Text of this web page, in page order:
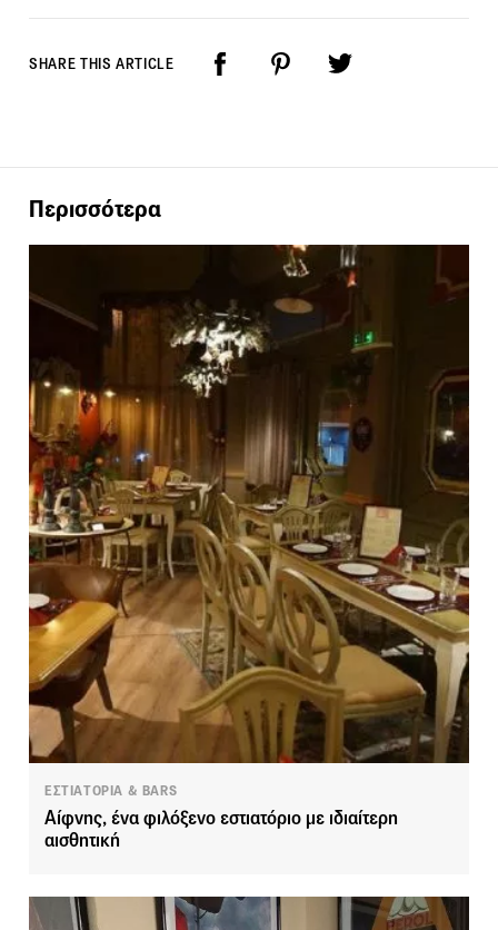
SHARE THIS ARTICLE
Περισσότερα
ΕΣΤΙΑΤΟΡΙΑ & BARS
Αίφνης, ένα φιλόξενο εστιατόριο με ιδιαίτερη
αισθητική